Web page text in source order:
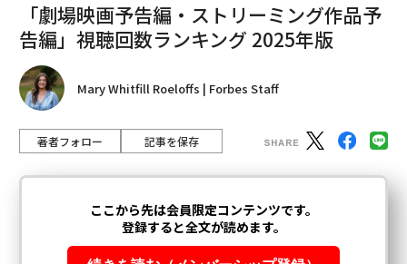
「劇場映画予告編・ストリーミング作品予
告編」視聴回数ランキング 2025年版
Mary Whitfill Roeloffs | Forbes Staff
著者フォロー 記事を保存